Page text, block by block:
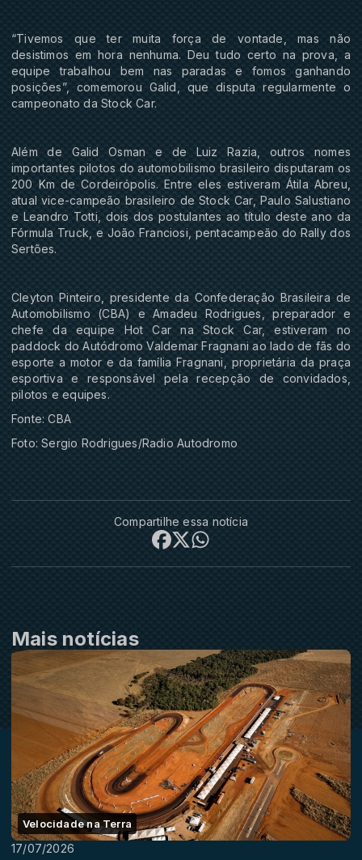
“Tivemos que ter muita força de vontade, mas não
desistimos em hora nenhuma. Deu tudo certo na prova, a
equipe trabalhou bem nas paradas e fomos ganhando
posições”, comemorou Galid, que disputa regularmente o
campeonato da Stock Car.
Além de Galid Osman e de Luiz Razia, outros nomes
importantes pilotos do automobilismo brasileiro disputaram os
200 Km de Cordeirópolis. Entre eles estiveram Átila Abreu,
atual vice-campeão brasileiro de Stock Car, Paulo Salustiano
e Leandro Totti, dois dos postulantes ao título deste ano da
Fórmula Truck, e João Franciosi, pentacampeão do Rally dos
Sertões.
Cleyton Pinteiro, presidente da Confederação Brasileira de
Automobilismo (CBA) e Amadeu Rodrigues, preparador e
chefe da equipe Hot Car na Stock Car, estiveram no
paddock do Autódromo Valdemar Fragnani ao lado de fãs do
esporte a motor e da família Fragnani, proprietária da praça
esportiva e responsável pela recepção de convidados,
pilotos e equipes.
Fonte: CBA
Foto: Sergio Rodrigues/Radio Autodromo
Compartilhe essa notícia
Mais notícias
Velocidade na Terra
17/07/2026